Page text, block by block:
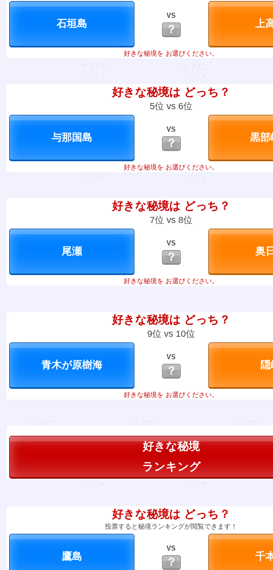
VS
？
好きな秘境を お選びください。
好きな秘境は どっち？
5位 vs 6位
VS
？
好きな秘境を お選びください。
好きな秘境は どっち？
7位 vs 8位
VS
？
好きな秘境を お選びください。
好きな秘境は どっち？
9位 vs 10位
VS
？
好きな秘境を お選びください。
好きな秘境
ランキング
好きな秘境は どっち？
投票すると秘境ランキングが閲覧できます！
VS
？